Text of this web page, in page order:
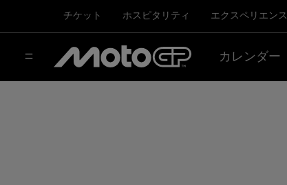
チケット ホスピタリティ エクスペリエンス
カレンダー